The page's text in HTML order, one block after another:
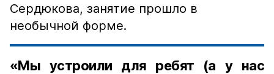
Сердюкова, занятие прошло в
необычной форме.
«Мы устроили для ребят (а у нас